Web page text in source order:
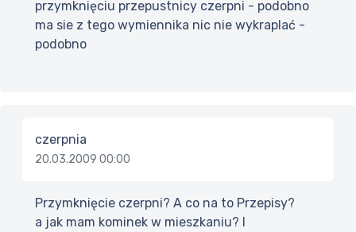
przymknięciu przepustnicy czerpni - podobno
ma sie z tego wymiennika nic nie wykraplać -
podobno
czerpnia
20.03.2009 00:00
Przymknięcie czerpni? A co na to Przepisy?
a jak mam kominek w mieszkaniu? I